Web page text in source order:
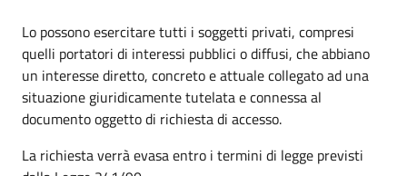
Lo possono esercitare tutti i soggetti privati, compresi
quelli portatori di interessi pubblici o diffusi, che abbiano
un interesse diretto, concreto e attuale collegato ad una
situazione giuridicamente tutelata e connessa al
documento oggetto di richiesta di accesso.
La richiesta verrà evasa entro i termini di legge previsti